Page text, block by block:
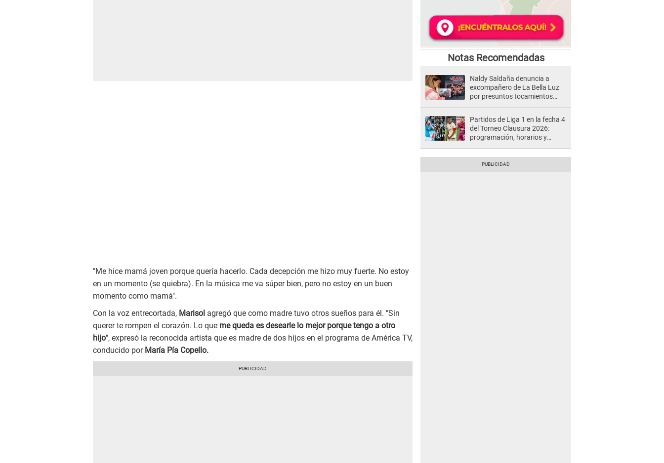
"Me hice mamá joven porque quería hacerlo. Cada decepción me hizo muy fuerte. No estoy
en un momento (se quiebra). En la música me va súper bien, pero no estoy en un buen
momento como mamá".
Con la voz entrecortada, Marisol agregó que como madre tuvo otros sueños para él. "Sin
querer te rompen el corazón. Lo que me queda es desearle lo mejor porque tengo a otro
hijo", expresó la reconocida artista que es madre de dos hijos en el programa de América TV,
conducido por María Pía Copello.
Notas Recomendadas
Naldy Saldaña denuncia a
excompañero de La Bella Luz
por presuntos tocamientos
Partidos de Liga 1 en la fecha 4
del Torneo Clausura 2026:
programación, horarios y